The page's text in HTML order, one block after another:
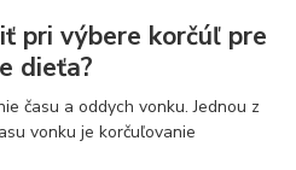
pri výbere korčúľ pre
dieťa?
času a oddych vonku. Jednou z
vonku je korčuľovanie